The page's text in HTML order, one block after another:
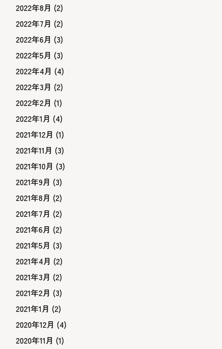
2022年8月 (2)
2022年7月 (2)
2022年6月 (3)
2022年5月 (3)
2022年4月 (4)
2022年3月 (2)
2022年2月 (1)
2022年1月 (4)
2021年12月 (1)
2021年11月 (3)
2021年10月 (3)
2021年9月 (3)
2021年8月 (2)
2021年7月 (2)
2021年6月 (2)
2021年5月 (3)
2021年4月 (2)
2021年3月 (2)
2021年2月 (3)
2021年1月 (2)
2020年12月 (4)
2020年11月 (1)